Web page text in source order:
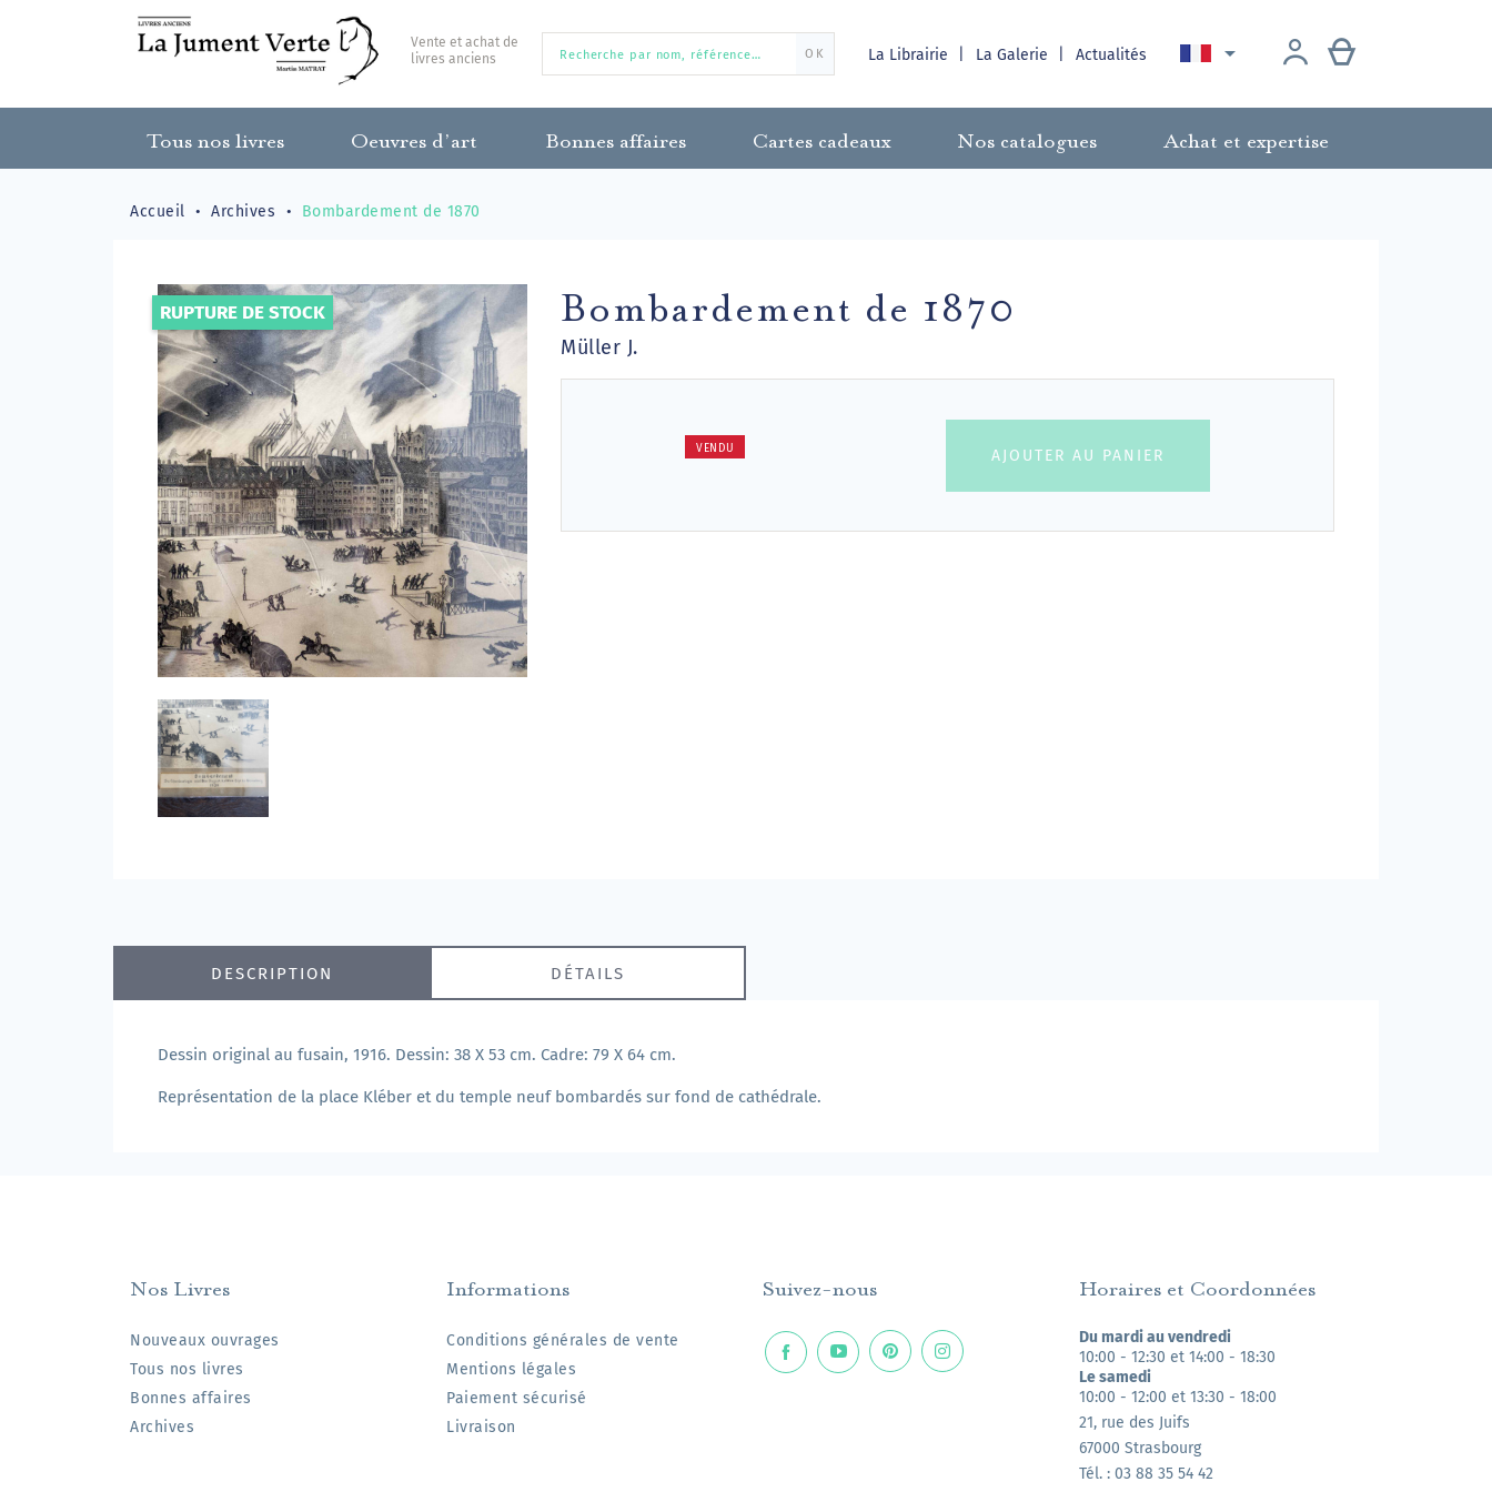
Vente et achat de
livres anciens
OK La Librairie La Galerie Actualités 
Tous nos livres Oeuvres d’art Bonnes affaires Cartes cadeaux Nos catalogues Achat et expertise
Accueil Archives Bombardement de 1870
RUPTURE DE STOCK Bombardement de 1870
Müller J.
VENDU AJOUTER AU PANIER
DESCRIPTION DÉTAILS
Dessin original au fusain, 1916. Dessin: 38 X 53 cm. Cadre: 79 X 64 cm.
Représentation de la place Kléber et du temple neuf bombardés sur fond de cathédrale.
Nos Livres
Nouveaux ouvrages
Tous nos livres
Bonnes affaires
Archives
Informations
Conditions générales de vente
Mentions légales
Paiement sécurisé
Livraison
Suivez-nous Horaires et Coordonnées
Du mardi au vendredi
10:00 - 12:30 et 14:00 - 18:30
Le samedi
10:00 - 12:00 et 13:30 - 18:00
21, rue des Juifs
67000 Strasbourg
Tél. : 03 88 35 54 42